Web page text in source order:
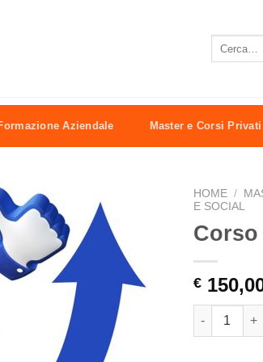
Aziendale Master e Corsi Privati
HOME /
E SOCIAL
€
Corso